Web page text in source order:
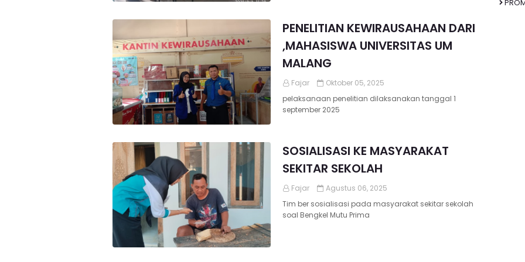
PENELITIAN KEWIRAUSAHAAN DARI
,MAHASISWA UNIVERSITAS UM
MALANG
Fajar
Oktober 05, 2025
pelaksanaan penelitian dilaksanakan tanggal 1
september 2025
SOSIALISASI KE MASYARAKAT
SEKITAR SEKOLAH
Fajar
Agustus 06, 2025
Tim ber sosialisasi pada masyarakat sekitar sekolah
soal Bengkel Mutu Prima